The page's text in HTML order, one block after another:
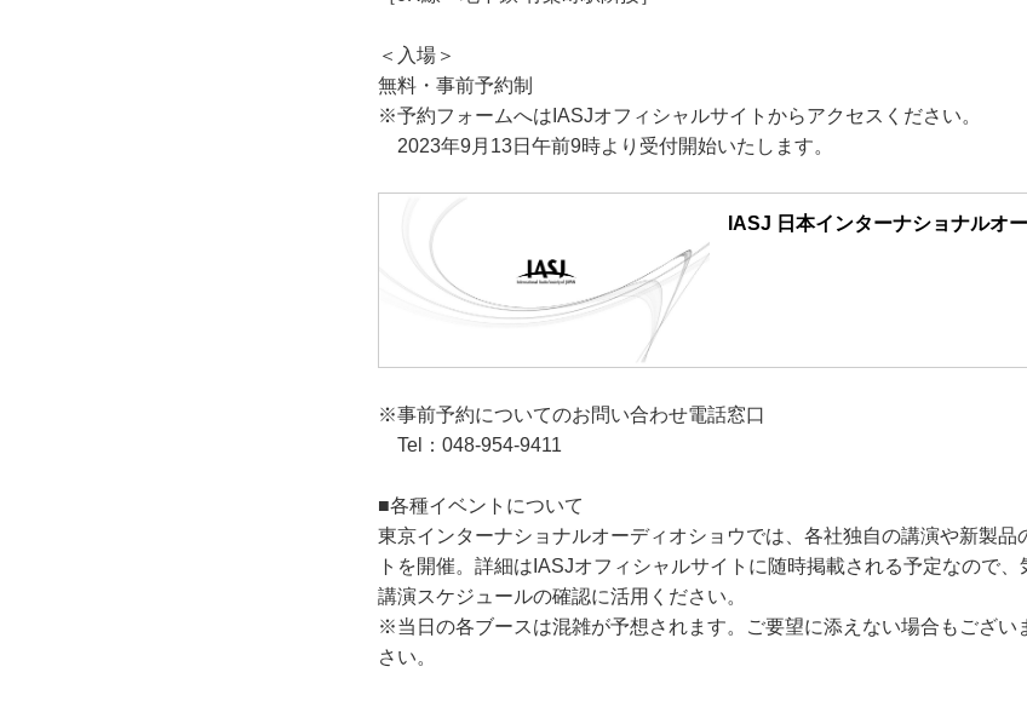
＜入場＞
無料・事前予約制
※予約フォームへはIASJオフィシャルサイトからアクセスください。
2023年9月13日午前9時より受付開始いたします。
IASJ 日本インターナショナルオ
※事前予約についてのお問い合わせ電話窓口
Tel：048-954-9411
■各種イベントについて
東京インターナショナルオーディオショウでは、各社独自の講演や新製品
トを開催。詳細はIASJオフィシャルサイトに随時掲載される予定なので
講演スケジュールの確認に活用ください。
※当日の各ブースは混雑が予想されます。ご要望に添えない場合もござい
さい。